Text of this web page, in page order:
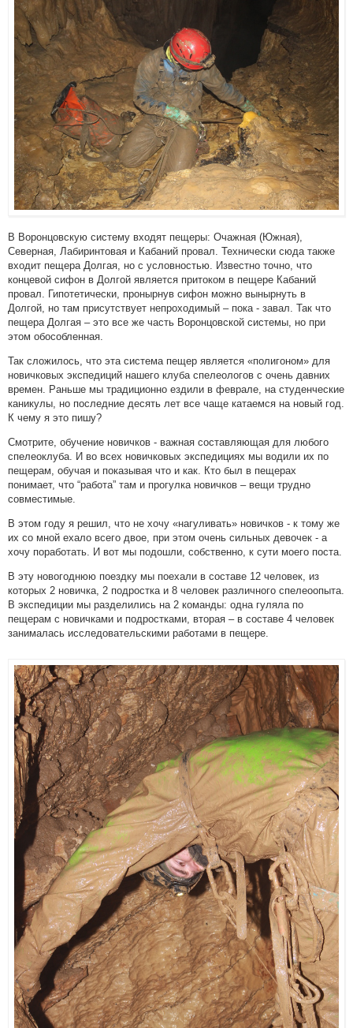
В Воронцовскую систему входят пещеры: Очажная (Южная),
Северная, Лабиринтовая и Кабаний провал. Технически сюда также
входит пещера Долгая, но с условностью. Известно точно, что
концевой сифон в Долгой является притоком в пещере Кабаний
провал. Гипотетически, пронырнув сифон можно вынырнуть в
Долгой, но там присутствует непроходимый – пока - завал. Так что
пещера Долгая – это все же часть Воронцовской системы, но при
этом обособленная.
Так сложилось, что эта система пещер является «полигоном» для
новичковых экспедиций нашего клуба спелеологов с очень давних
времен. Раньше мы традиционно ездили в феврале, на студенческие
каникулы, но последние десять лет все чаще катаемся на новый год.
К чему я это пишу?
Смотрите, обучение новичков - важная составляющая для любого
спелеоклуба. И во всех новичковых экспедициях мы водили их по
пещерам, обучая и показывая что и как. Кто был в пещерах
понимает, что “работа” там и прогулка новичков – вещи трудно
совместимые.
В этом году я решил, что не хочу «нагуливать» новичков - к тому же
их со мной ехало всего двое, при этом очень сильных девочек - а
хочу поработать. И вот мы подошли, собственно, к сути моего поста.
В эту новогоднюю поездку мы поехали в составе 12 человек, из
которых 2 новичка, 2 подростка и 8 человек различного спелеоопыта.
В экспедиции мы разделились на 2 команды: одна гуляла по
пещерам с новичками и подростками, вторая – в составе 4 человек
занималась исследовательскими работами в пещере.